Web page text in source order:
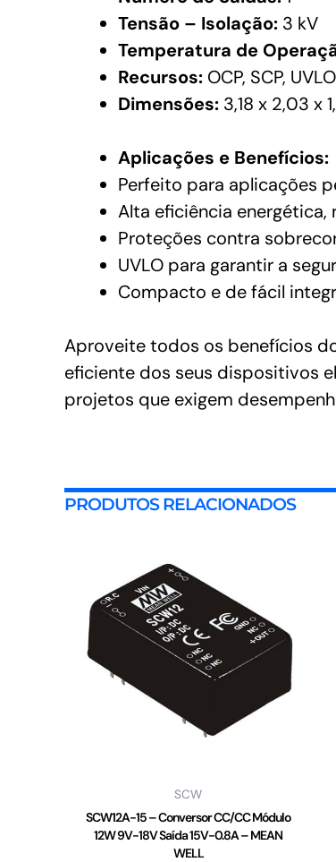
Tensão – Isolação: 3 kV
Temperatura de
Recursos: OCP, SCP, UVLO
Dimensões: 3,18 x 2,03 x
Aplicações e Benefícios:
Perfeito para aplicações
Alta eficiência
Proteções contra
UVLO para garantir a
Compacto e de fácil
Aproveite todos os benefícios
eficiente dos seus dispositivos
projetos que exigem
PRODUTOS RELACIONADOS
SCW
SCW12A-15 – Conversor CC/CC Módulo
12W 9V-18V Saída 15V-0.8A – MEAN
WELL